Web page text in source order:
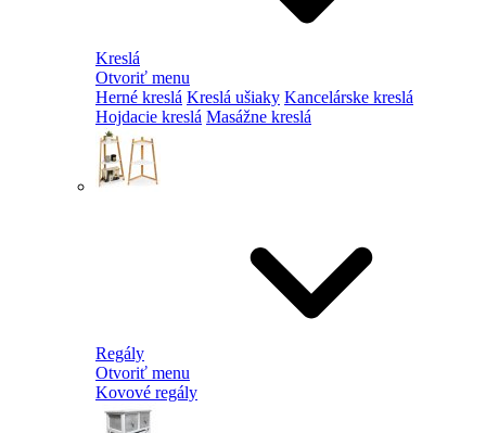
Kreslá
Otvoriť menu
Herné kreslá Kreslá ušiaky Kancelárske kreslá
Hojdacie kreslá Masážne kreslá
Regály
Otvoriť menu
Kovové regály